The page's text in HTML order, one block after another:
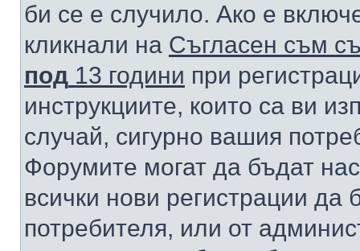
би се е случило. Ако е
кликнали на Съгласен съм
под 13 години при
инструкциите, които са ви
случай, сигурно вашия
Форумите могат да бъдат
всички нови регистрации да
потребителя, или от